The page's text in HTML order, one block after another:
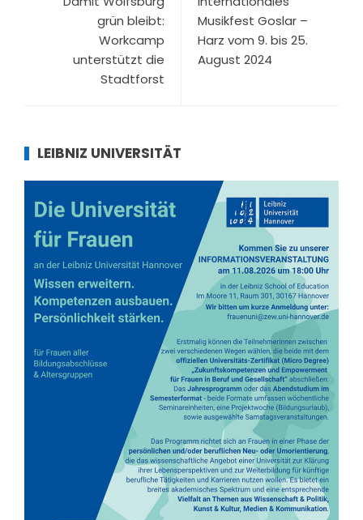
grün bleibt:
Workcamp
unterstützt die
Stadtforst
Musikfest Goslar –
Harz vom 9. bis 25.
August 2024
LEIBNIZ UNIVERSITÄT